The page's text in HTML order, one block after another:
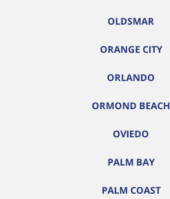
OLDSMAR
ORANGE CITY
ORLANDO
ORMOND BEACH
OVIEDO
PALM BAY
PALM COAST